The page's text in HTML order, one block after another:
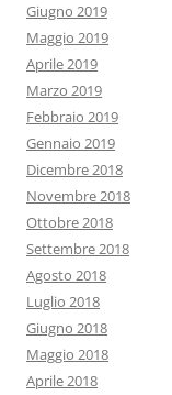
Giugno 2019
Maggio 2019
Aprile 2019
Marzo 2019
Febbraio 2019
Gennaio 2019
Dicembre 2018
Novembre 2018
Ottobre 2018
Settembre 2018
Agosto 2018
Luglio 2018
Giugno 2018
Maggio 2018
Aprile 2018